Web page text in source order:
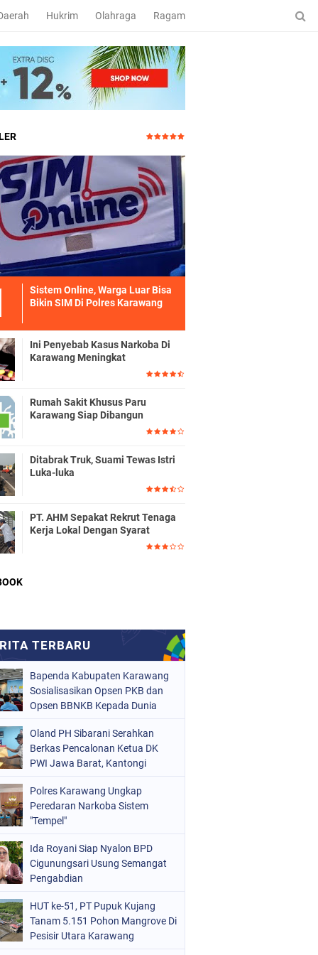
Hukrim Olahraga Ragam
Sistem Online, Warga Luar Bisa
Bikin SIM Di Polres Karawang
Ini Penyebab Kasus Narkoba Di
Karawang Meningkat
Rumah Sakit Khusus Paru
Karawang Siap Dibangun
Ditabrak Truk, Suami Tewas Istri
Luka-luka
PT. AHM Sepakat Rekrut Tenaga
Kerja Lokal Dengan Syarat
Bapenda Kabupaten Karawang
Sosialisasikan Opsen PKB dan
Opsen BBNKB Kepada Dunia
Oland PH Sibarani Serahkan
Berkas Pencalonan Ketua DK
PWI Jawa Barat, Kantongi
Polres Karawang Ungkap
Peredaran Narkoba Sistem
"Tempel"
Ida Royani Siap Nyalon BPD
Cigunungsari Usung Semangat
Pengabdian
HUT ke-51, PT Pupuk Kujang
Tanam 5.151 Pohon Mangrove Di
Pesisir Utara Karawang